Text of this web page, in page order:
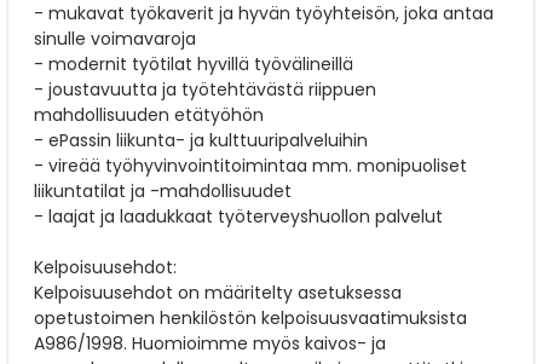
- mukavat työkaverit ja hyvän työyhteisön, joka antaa
sinulle voimavaroja
- modernit työtilat hyvillä työvälineillä
- joustavuutta ja työtehtävästä riippuen
mahdollisuuden etätyöhön
- ePassin liikunta- ja kulttuuripalveluihin
- vireää työhyvinvointitoimintaa mm. monipuoliset
liikuntatilat ja -mahdollisuudet
- laajat ja laadukkaat työterveyshuollon palvelut
Kelpoisuusehdot:
Kelpoisuusehdot on määritelty asetuksessa
opetustoimen henkilöstön kelpoisuusvaatimuksista
A986/1998. Huomioimme myös kaivos- ja